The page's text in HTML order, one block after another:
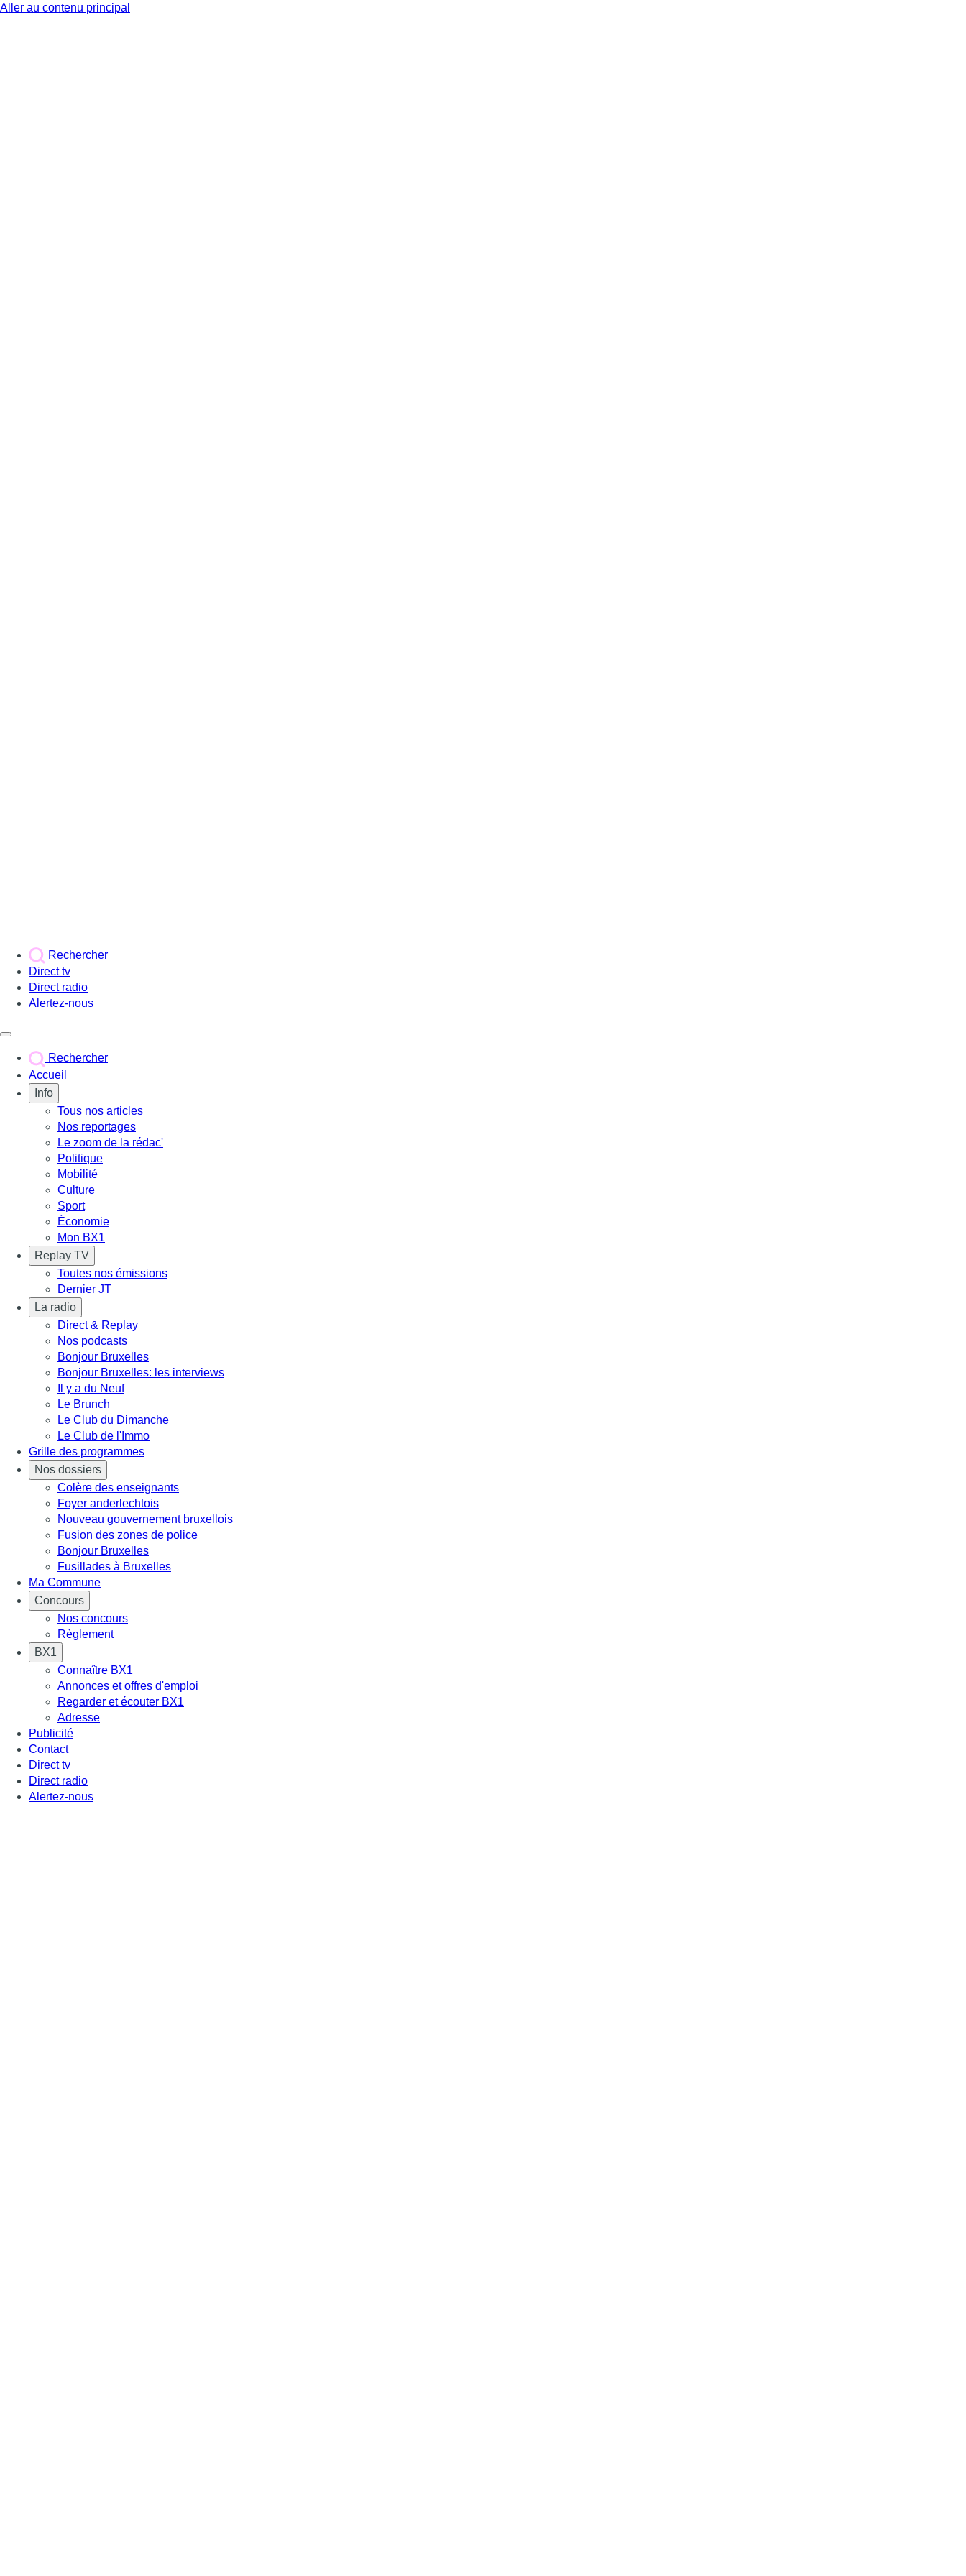
Aller au contenu principal
Rechercher
Direct tv
Direct radio
Alertez-nous
Rechercher
Accueil
Info
Tous nos articles
Nos reportages
Le zoom de la rédac'
Politique
Mobilité
Culture
Sport
Économie
Mon BX1
Replay TV
Toutes nos émissions
Dernier JT
La radio
Direct & Replay
Nos podcasts
Bonjour Bruxelles
Bonjour Bruxelles: les interviews
Il y a du Neuf
Le Brunch
Le Club du Dimanche
Le Club de l'Immo
Grille des programmes
Nos dossiers
Colère des enseignants
Foyer anderlechtois
Nouveau gouvernement bruxellois
Fusion des zones de police
Bonjour Bruxelles
Fusillades à Bruxelles
Ma Commune
Concours
Nos concours
Règlement
BX1
Connaître BX1
Annonces et offres d'emploi
Regarder et écouter BX1
Adresse
Publicité
Contact
Direct tv
Direct radio
Alertez-nous